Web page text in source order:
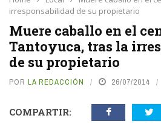
irresponsabilidad de su propietario
Muere caballo en el
Tantoyuca, tras la
de su propietario
POR LA REDACCIÓN 26/07/2014
COMPARTIR: